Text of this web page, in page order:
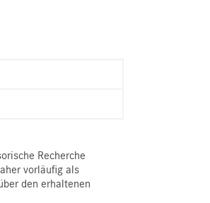
Recherche
vorläufig als
den erhaltenen